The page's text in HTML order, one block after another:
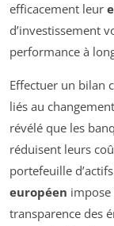
efficacement leur
d’investissement
performance à
Effectuer un bilan
liés au
révélé que les
réduisent leurs
portefeuille
européen impose
transparence des